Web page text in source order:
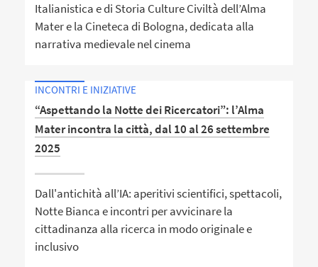
Italianistica e di Storia Culture Civiltà dell’Alma
Mater e la Cineteca di Bologna, dedicata alla
narrativa medievale nel cinema
INCONTRI E INIZIATIVE
“Aspettando la Notte dei Ricercatori”: l’Alma
Mater incontra la città, dal 10 al 26 settembre
2025
Dall'antichità all’IA: aperitivi scientifici, spettacoli,
Notte Bianca e incontri per avvicinare la
cittadinanza alla ricerca in modo originale e
inclusivo